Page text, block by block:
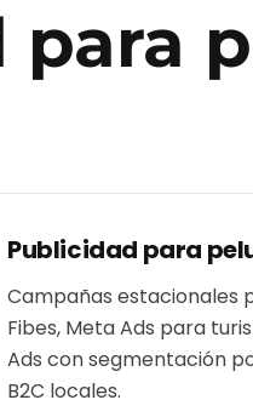
para
Publicidad para
Campañas estacionales
Fibes, Meta Ads para
Ads con segmentación
B2C locales.